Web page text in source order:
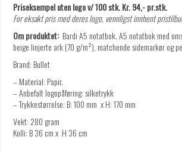
Priseksempel uten logo v/ 100 stk. Kr. 94,- pr.stk.
For eksakt pris med deres logo, vennligst innhent
Om produktet: Bardi A5 notatbok. A5 notatbok med
beige linjerte ark (70 g/m²), matchende sidemarkør og
Brand: Bullet
– Material: Papir.
– Anbefalt logopåføring: silketrykk
– Trykkestørrelse: B: 100 mm x H: 170 mm
Vekt: 280 gram
Kolli: B 36 cm x H 36 cm